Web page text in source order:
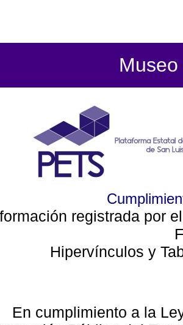
registrada por
Hipervínculos y
En cumplimiento a la